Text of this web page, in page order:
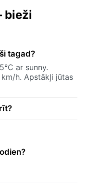
bieži
tagad?
ar sunny.
h. Apstākļi jūtas